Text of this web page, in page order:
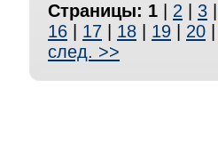
Страницы: 1 2 3
16
17 18 19 20
след. >>